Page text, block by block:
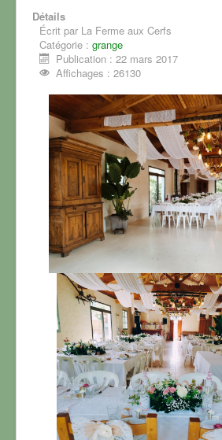
Détails
Écrit par La Ferme aux Cerfs
Catégorie : grange
Publication : 22 mars 2017
Affichages : 26130